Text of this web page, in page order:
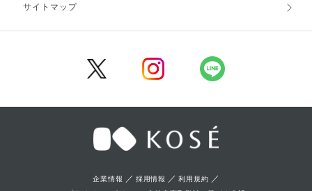
キャンセル・返品・交換
サイトマップ
企業情報 ／ 採用情報 ／利用規約 ／